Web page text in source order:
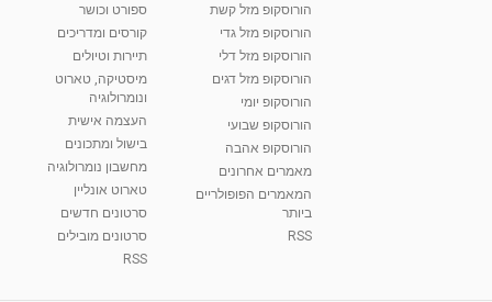
הורוסקופ מזל קשת
הורוסקופ מזל גדי
הורוסקופ מזל דלי
הורוסקופ מזל דגים
הורוסקופ יומי
הורוסקופ שבועי
הורוסקופ אהבה
מאמרים אחרונים
המאמרים הפופולריים
ביותר
RSS
ספורט וכושר
קורסים ומדריכים
תיירות וטיולים
מיסטיקה, טארוט
ונומרולוגיה
העצמה אישית
בישול ומתכונים
מחשבון נומרולוגיה
טארוט אונליין
סרטונים חדשים
סרטונים מובילים
RSS